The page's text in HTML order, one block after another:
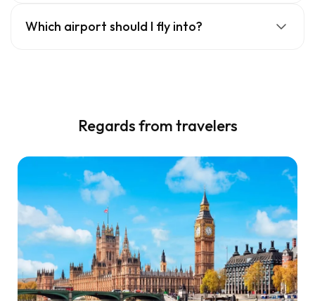
Which airport should I fly into?
Regards from travelers